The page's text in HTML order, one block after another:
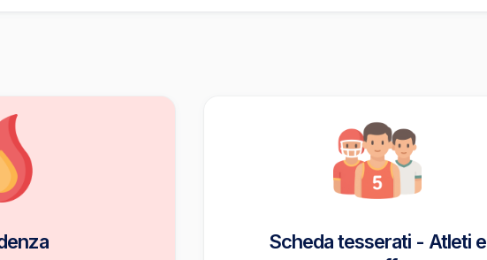
Scheda tesserati - Atleti e